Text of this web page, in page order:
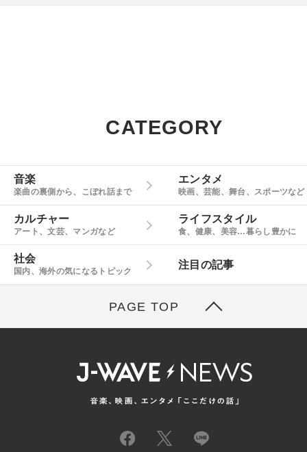
CATEGORY
音楽
楽曲の裏側から、こぼれ話まで
エンタメ
映画、芸能、舞台、スポーツなど
カルチャー
アート、文芸、マンガなど
ライフスタイル
食、健康、美容…暮らし豊かに
社会
国内、海外の気になるトピック
注目の記事
PAGE TOP